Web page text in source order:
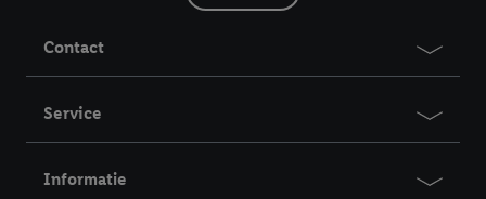
Contact
Service
Informatie